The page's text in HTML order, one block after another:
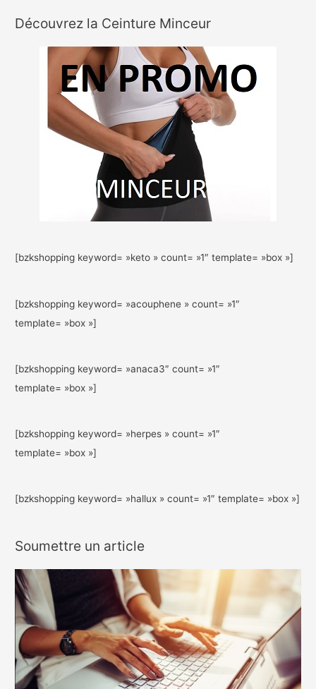
Découvrez la Ceinture Minceur
[bzkshopping keyword= »keto » count= »1″ template= »box »]
[bzkshopping keyword= »acouphene » count= »1″
template= »box »]
[bzkshopping keyword= »anaca3″ count= »1″
template= »box »]
[bzkshopping keyword= »herpes » count= »1″
template= »box »]
[bzkshopping keyword= »hallux » count= »1″ template= »box »]
Soumettre un article